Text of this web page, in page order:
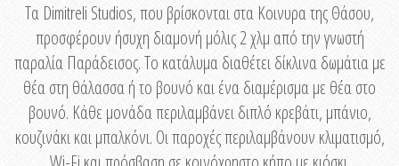
Τα Dimitreli Studios, που βρίσκονται στα Κοινυρα της Θάσου,
προσφέρουν ήσυχη διαμονή μόλις 2 χλμ από την γνωστή
παραλία Παράδεισος. Το κατάλυμα διαθέτει δίκλινα δωμάτια με
θέα στη θάλασσα ή το βουνό και ένα διαμέρισμα με θέα στο
βουνό. Κάθε μονάδα περιλαμβάνει διπλό κρεβάτι, μπάνιο,
κουζινάκι και μπαλκόνι. Οι παροχές περιλαμβάνουν κλιματισμό,